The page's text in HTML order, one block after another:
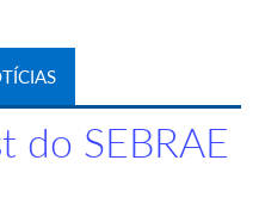
do SEBRAE